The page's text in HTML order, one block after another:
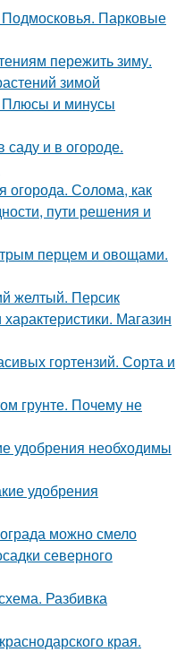
Парковые
пережить зиму.
зимой
Плюсы и минусы
саду и в огороде.
огорода. Солома, как
пути решения и
перцем и овощами.
желтый. Персик
Магазин
гортензий. Сорта и
грунте. Почему не
удобрения необходимы
удобрения
можно смело
северного
Разбивка
края.